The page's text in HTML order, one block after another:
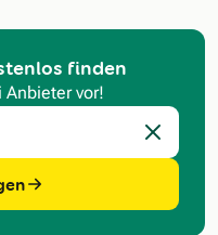
finden
Anbieter vor!
Eingabe